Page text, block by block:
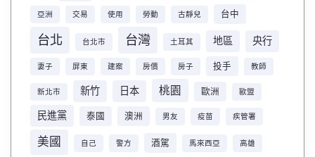
亞洲 交易 使用 勞動 古靜兒 台中
台北 台北市 台灣 土耳其 地區 央行
妻子 屏東 建案 房價 房子 投手 教師
新北市 新竹 日本 桃園 歐洲 歐盟
民進黨 泰國 澳洲 男友 疫苗 疾管署
美國 自己 警方 酒駕 馬來西亞 高雄